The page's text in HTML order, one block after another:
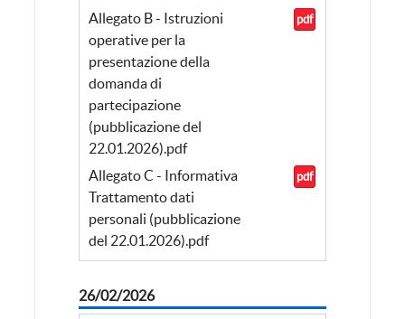
Allegato B - Istruzioni
operative per la
presentazione della
domanda di
partecipazione
(pubblicazione del
22.01.2026).pdf
pdf
Allegato C - Informativa
Trattamento dati
personali (pubblicazione
del 22.01.2026).pdf
pdf
26/02/2026